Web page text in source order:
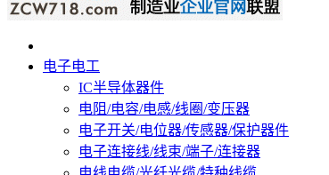
电子电工
IC半导体器件
电阻/电容/电感/线圈/变压器
电子开关/电位器/传感器/保护器件
电子连接线/线束/端子/连接器